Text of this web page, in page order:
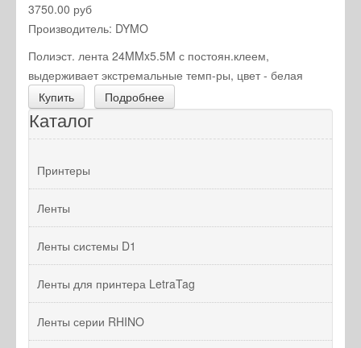
3750.00 руб
Производитель: DYMO
Полиэст. лента 24MMx5.5M с постоян.клеем,
выдерживает экстремальные темп-ры, цвет - белая
Купить
Подробнее
Каталог
Принтеры
Ленты
Ленты системы D1
Ленты для принтера LetraTag
Ленты серии RHINO